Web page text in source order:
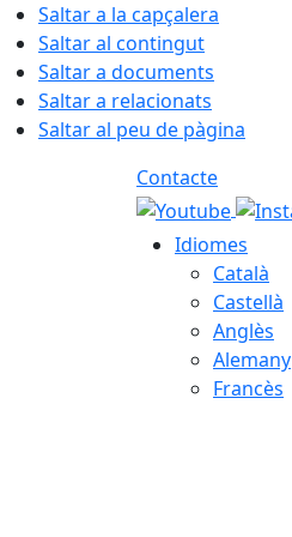
Saltar a la capçalera
Saltar al contingut
Saltar a documents
Saltar a relacionats
Saltar al peu de pàgina
Contacte
Idiomes
Català
Castellà
Anglès
Alemany
Francès